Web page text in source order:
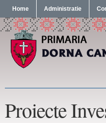
Home Administratie
Proiecte